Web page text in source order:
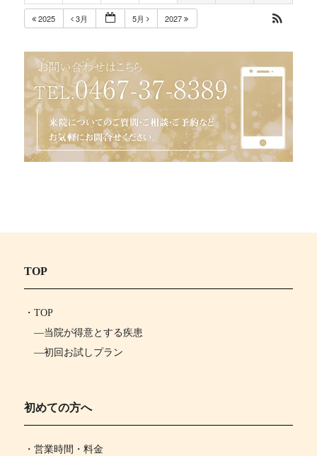
2025 3月 5月 2027
TOP
・ TOP
―当院が得意とする疾患
―初回お試しプラン
初めての方へ
・営業時間・料金